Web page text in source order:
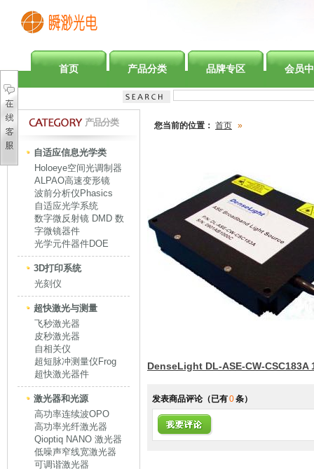
首页 产品分类 品牌专区 会员
产品分类
自适应信息光学类
Holoeye空间光调制器
ALPAO高速变形镜
波前分析仪Phasics
自适应光学系统
数字微反射镜 DMD 数
字微镜器件
光学元件器件DOE
3D打印系统
光刻仪
超快激光与测量
飞秒激光器
皮秒激光器
自相关仪
超短脉冲测量仪Frog
超快激光器件
激光器和光源
高功率连续波OPO
高功率光纤激光器
Qioptiq NANO 激光器
低噪声窄线宽激光器
可调谐激光器
您当前的位置： 首页 »
DenseLight DL-ASE-CW-CSC183A
发表商品评论 （已有0条）